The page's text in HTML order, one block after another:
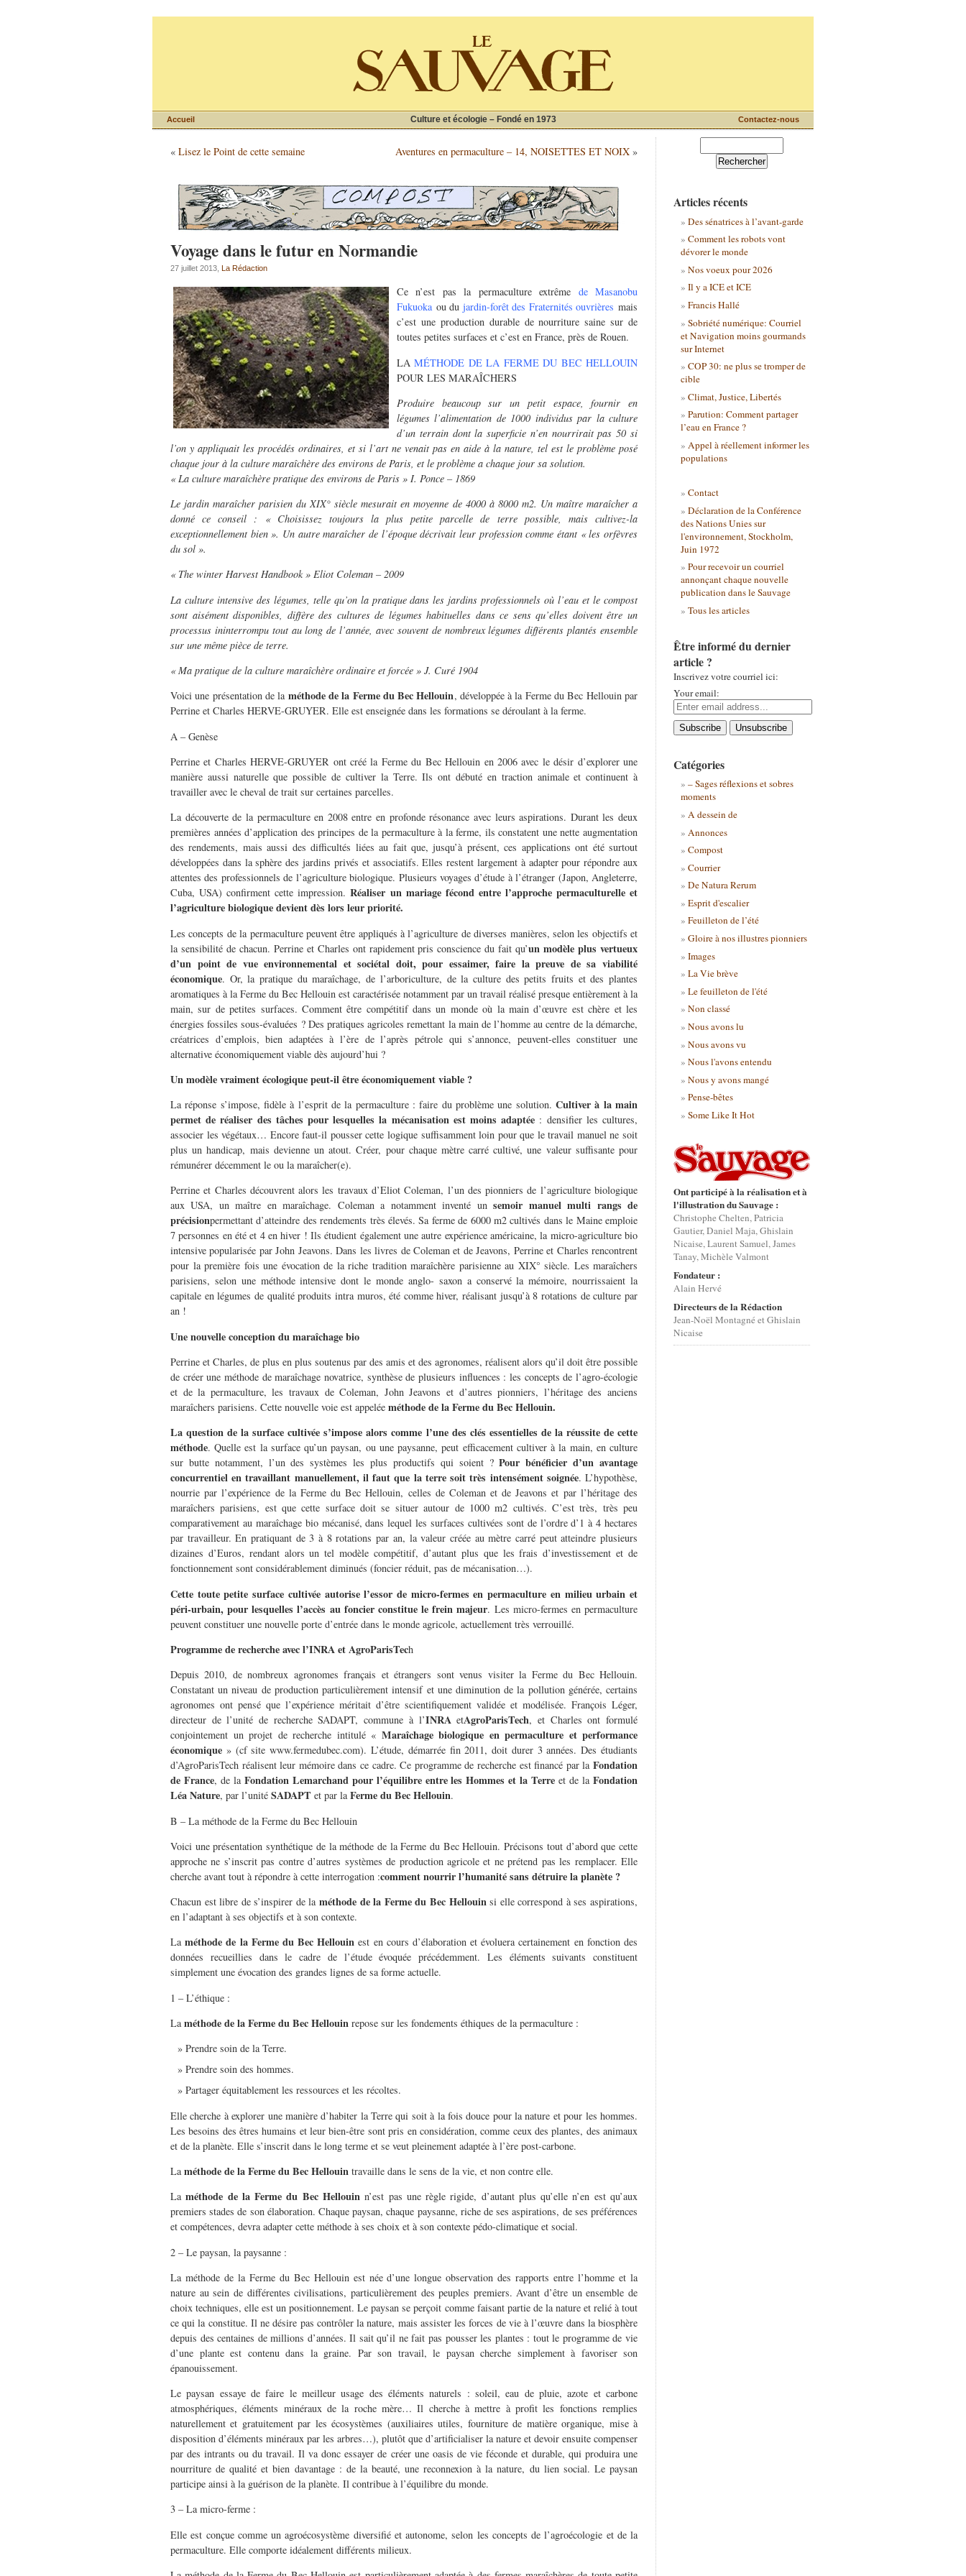
Culture et écologie – Fondé en 1973
Accueil Contactez-nous
« Lisez le Point de cette semaine Aventures en permaculture – 14, NOISETTES ET NOIX »
Voyage dans le futur en Normandie
27 juillet 2013, La Rédaction
Ce n’est pas la permaculture extrême de Masanobu
Fukuokaou du jardin-forêt des Fraternités ouvrières mais
c’est une production durable de nourriture saine sur de
toutes petites surfaces et c’est en France, près de Rouen.
LAMÉTHODE DE LA FERME DU BEC HELLOUIN
POUR LES MARAÎCHERS
Produire beaucoup sur un petit espace, fournir en
légumes l’alimentation de 1000 individus par la culture
d’un terrain dont la superficie n’en nourrirait pas 50 si
l’on y appliquait les procédés ordinaires, et si l’art ne venait pas en aide à la nature, tel est le problème posé
chaque jour à la culture maraîchère des environs de Paris, et le problème a chaque jour sa solution.
« La culture maraîchère pratique des environs de Paris » I. Ponce – 1869
Le jardin maraîcher parisien du XIX° siècle mesurait en moyenne de 4000 à 8000 m2. Un maître maraîcher a
donné ce conseil : « Choisissez toujours la plus petite parcelle de terre possible, mais cultivez-la
exceptionnellement bien ». Un autre maraîcher de l’époque décrivait leur profession comme étant « les orfèvres
du sol ».
« The winter Harvest Handbook » Eliot Coleman – 2009
La culture intensive des légumes, telle qu’on la pratique dans les jardins professionnels où l’eau et le compost
sont aisément disponibles, diffère des cultures de légumes habituelles dans ce sens qu’elles doivent être un
processus ininterrompu tout au long de l’année, avec souvent de nombreux légumes différents plantés ensemble
sur une même pièce de terre.
« Ma pratique de la culture maraîchère ordinaire et forcée » J. Curé 1904
Voici une présentation de la méthode de la Ferme du Bec Hellouin, développée à la Ferme du Bec Hellouin par
Perrine et Charles HERVE-GRUYER. Elle est enseignée dans les formations se déroulant à la ferme.
A – Genèse
Perrine et Charles HERVE-GRUYER ont créé la Ferme du Bec Hellouin en 2006 avec le désir d’explorer une
manière aussi naturelle que possible de cultiver la Terre. Ils ont débuté en traction animale et continuent à
travailler avec le cheval de trait sur certaines parcelles.
La découverte de la permaculture en 2008 entre en profonde résonance avec leurs aspirations. Durant les deux
premières années d’application des principes de la permaculture à la ferme, ils constatent une nette augmentation
des rendements, mais aussi des difficultés liées au fait que, jusqu’à présent, ces applications ont été surtout
développées dans la sphère des jardins privés et associatifs. Elles restent largement à adapter pour répondre aux
attentes des professionnels de l’agriculture biologique. Plusieurs voyages d’étude à l’étranger (Japon, Angleterre,
Cuba, USA) confirment cette impression.Réaliser un mariage fécond entre l’approche permaculturelle et
l’agriculture biologique devient dès lors leur priorité.
Les concepts de la permaculture peuvent être appliqués à l’agriculture de diverses manières, selon les objectifs et
la sensibilité de chacun. Perrine et Charles ont rapidement pris conscience du fait qu’un modèle plus vertueux
d’un point de vue environnemental et sociétal doit, pour essaimer, faire la preuve de sa viabilité
économique. Or, la pratique du maraîchage, de l’arboriculture, de la culture des petits fruits et des plantes
aromatiques à la Ferme du Bec Hellouin est caractérisée notamment par un travail réalisé presque entièrement à la
main, sur de petites surfaces. Comment être compétitif dans un monde où la main d’œuvre est chère et les
énergies fossiles sous-évaluées ? Des pratiques agricoles remettant la main de l’homme au centre de la démarche,
créatrices d’emplois, bien adaptées à l’ère de l’après pétrole qui s’annonce, peuvent-elles constituer une
alternative économiquement viable dès aujourd’hui ?
Un modèle vraiment écologique peut-il être économiquement viable ?
La réponse s’impose, fidèle à l’esprit de la permaculture : faire du problème une solution. Cultiver à la main
permet de réaliser des tâches pour lesquelles la mécanisation est moins adaptée : densifier les cultures,
associer les végétaux… Encore faut-il pousser cette logique suffisamment loin pour que le travail manuel ne soit
plus un handicap, mais devienne un atout. Créer, pour chaque mètre carré cultivé, une valeur suffisante pour
rémunérer décemment le ou la maraîcher(e).
Perrine et Charles découvrent alors les travaux d’Eliot Coleman, l’un des pionniers de l’agriculture biologique
aux USA, un maître en maraîchage. Coleman a notamment inventé unsemoir manuel multi rangs de
précisionpermettant d’atteindre des rendements très élevés. Sa ferme de 6000 m2 cultivés dans le Maine emploie
7 personnes en été et 4 en hiver ! Ils étudient également une autre expérience américaine, la micro-agriculture bio
intensive popularisée par John Jeavons. Dans les livres de Coleman et de Jeavons, Perrine et Charles rencontrent
pour la première fois une évocation de la riche tradition maraîchère parisienne au XIX° siècle. Les maraîchers
parisiens, selon une méthode intensive dont le monde anglo- saxon a conservé la mémoire, nourrissaient la
capitale en légumes de qualité produits intra muros, été comme hiver, réalisant jusqu’à 8 rotations de culture par
an !
Une nouvelle conception du maraîchage bio
Perrine et Charles, de plus en plus soutenus par des amis et des agronomes, réalisent alors qu’il doit être possible
de créer une méthode de maraîchage novatrice, synthèse de plusieurs influences : les concepts de l’agro-écologie
et de la permaculture, les travaux de Coleman, John Jeavons et d’autres pionniers, l’héritage des anciens
maraîchers parisiens. Cette nouvelle voie est appelée méthode de la Ferme du Bec Hellouin.
La question de la surface cultivée s’impose alors comme l’une des clés essentielles de la réussite de cette
méthode. Quelle est la surface qu’un paysan, ou une paysanne, peut efficacement cultiver à la main, en culture
sur butte notamment, l’un des systèmes les plus productifs qui soient ?Pour bénéficier d’un avantage
concurrentiel en travaillant manuellement, il faut que la terre soit très intensément soignée. L’hypothèse,
nourrie par l’expérience de la Ferme du Bec Hellouin, celles de Coleman et de Jeavons et par l’héritage des
maraîchers parisiens, est que cette surface doit se situer autour de 1000 m2 cultivés. C’est très, très peu
comparativement au maraîchage bio mécanisé, dans lequel les surfaces cultivées sont de l’ordre d’1 à 4 hectares
par travailleur. En pratiquant de 3 à 8 rotations par an, la valeur créée au mètre carré peut atteindre plusieurs
dizaines d’Euros, rendant alors un tel modèle compétitif, d’autant plus que les frais d’investissement et de
fonctionnement sont considérablement diminués (foncier réduit, pas de mécanisation…).
Cette toute petite surface cultivée autorise l’essor de micro-fermes en permaculture en milieu urbain et
péri-urbain, pour lesquelles l’accès au foncier constitue le frein majeur. Les micro-fermes en permaculture
peuvent constituer une nouvelle porte d’entrée dans le monde agricole, actuellement très verrouillé.
Programme de recherche avec l’INRA et AgroParisTech
Depuis 2010, de nombreux agronomes français et étrangers sont venus visiter la Ferme du Bec Hellouin.
Constatant un niveau de production particulièrement intensif et une diminution de la pollution générée, certains
agronomes ont pensé que l’expérience méritait d’être scientifiquement validée et modélisée. François Léger,
directeur de l’unité de recherche SADAPT, commune à l’INRAetAgroParisTech, et Charles ont formulé
conjointement un projet de recherche intitulé « Maraîchage biologique en permaculture et performance
économique » (cf site www.fermedubec.com). L’étude, démarrée fin 2011, doit durer 3 années. Des étudiants
d’AgroParisTech réalisent leur mémoire dans ce cadre. Ce programme de recherche est financé par la Fondation
de France, de la Fondation Lemarchand pour l’équilibre entre les Hommes et la Terre et de laFondation
Léa Nature, par l’unité SADAPT et par laFerme du Bec Hellouin.
B – La méthode de la Ferme du Bec Hellouin
Voici une présentation synthétique de la méthode de la Ferme du Bec Hellouin. Précisons tout d’abord que cette
approche ne s’inscrit pas contre d’autres systèmes de production agricole et ne prétend pas les remplacer. Elle
cherche avant tout à répondre à cette interrogation :comment nourrir l’humanité sans détruire la planète ?
Chacun est libre de s’inspirer de laméthode de la Ferme du Bec Hellouinsi elle correspond à ses aspirations,
en l’adaptant à ses objectifs et à son contexte.
Laméthode de la Ferme du Bec Hellouin est en cours d’élaboration et évoluera certainement en fonction des
données recueillies dans le cadre de l’étude évoquée précédemment. Les éléments suivants constituent
simplement une évocation des grandes lignes de sa forme actuelle.
1 – L’éthique :
Laméthode de la Ferme du Bec Hellouin repose sur les fondements éthiques de la permaculture :
Prendre soin de la Terre.
Prendre soin des hommes.
Partager équitablement les ressources et les récoltes.
Elle cherche à explorer une manière d’habiter la Terre qui soit à la fois douce pour la nature et pour les hommes.
Les besoins des êtres humains et leur bien-être sont pris en considération, comme ceux des plantes, des animaux
et de la planète. Elle s’inscrit dans le long terme et se veut pleinement adaptée à l’ère post-carbone.
Laméthode de la Ferme du Bec Hellouin travaille dans le sens de la vie, et non contre elle.
Laméthode de la Ferme du Bec Hellouinn’est pas une règle rigide, d’autant plus qu’elle n’en est qu’aux
premiers stades de son élaboration. Chaque paysan, chaque paysanne, riche de ses aspirations, de ses préférences
et compétences, devra adapter cette méthode à ses choix et à son contexte pédo-climatique et social.
2 – Le paysan, la paysanne :
La méthode de la Ferme du Bec Hellouin est née d’une longue observation des rapports entre l’homme et la
nature au sein de différentes civilisations, particulièrement des peuples premiers. Avant d’être un ensemble de
choix techniques, elle est un positionnement. Le paysan se perçoit comme faisant partie de la nature et relié à tout
ce qui la constitue. Il ne désire pas contrôler la nature, mais assister les forces de vie à l’œuvre dans la biosphère
depuis des centaines de millions d’années. Il sait qu’il ne fait pas pousser les plantes : tout le programme de vie
d’une plante est contenu dans la graine. Par son travail, le paysan cherche simplement à favoriser son
épanouissement.
Le paysan essaye de faire le meilleur usage des éléments naturels : soleil, eau de pluie, azote et carbone
atmosphériques, éléments minéraux de la roche mère… Il cherche à mettre à profit les fonctions remplies
naturellement et gratuitement par les écosystèmes (auxiliaires utiles, fourniture de matière organique, mise à
disposition d’éléments minéraux par les arbres…), plutôt que d’artificialiser la nature et devoir ensuite compenser
par des intrants ou du travail. Il va donc essayer de créer une oasis de vie féconde et durable, qui produira une
nourriture de qualité et bien davantage : de la beauté, une reconnexion à la nature, du lien social. Le paysan
participe ainsi à la guérison de la planète. Il contribue à l’équilibre du monde.
3 – La micro-ferme :
Elle est conçue comme un agroécosystème diversifié et autonome, selon les concepts de l’agroécologie et de la
permaculture. Elle comporte idéalement différents milieux.
Articles récents
Des sénatrices à l’avant-garde
Comment les robots vont
dévorer le monde
Nos voeux pour 2026
Il y a ICE et ICE
Francis Hallé
Sobriété numérique: Courriel
et Navigation moins gourmands
sur Internet
COP 30: ne plus se tromper de
cible
Climat, Justice, Libertés
Parution: Comment partager
l’eau en France ?
Appel à réellement informer les
populations
Contact
Déclaration de la Conférence
des Nations Unies sur
l'environnement, Stockholm,
Juin 1972
Pour recevoir un courriel
annonçant chaque nouvelle
publication dans le Sauvage
Tous les articles
Être informé du dernier
article ?
Inscrivez votre courriel ici:
Your email:
Catégories
– Sages réflexions et sobres
moments
A dessein de
Annonces
Compost
Courrier
De Natura Rerum
Esprit d'escalier
Feuilleton de l’été
Gloire à nos illustres pionniers
Images
La Vie brève
Le feuilleton de l'été
Non classé
Nous avons lu
Nous avons vu
Nous l'avons entendu
Nous y avons mangé
Pense-bêtes
Some Like It Hot
Ont participé à la réalisation et à
l'illustration du Sauvage :
Christophe Chelten, Patricia
Gautier, Daniel Maja, Ghislain
Nicaise, Laurent Samuel, James
Tanay, Michèle Valmont
Fondateur :
Alain Hervé
Directeurs de la Rédaction
Jean-Noël Montagné et Ghislain
Nicaise